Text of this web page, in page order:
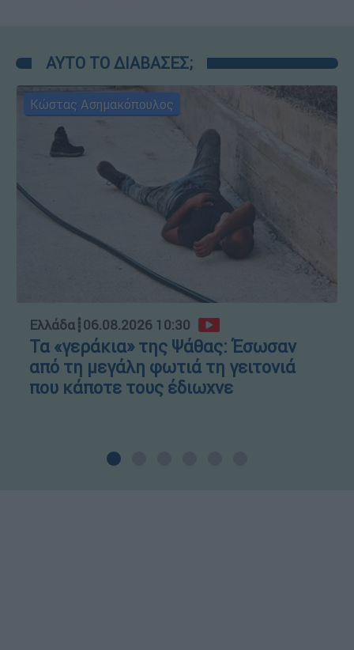
ΑΥΤΟ ΤΟ ΔΙΑΒΑΣΕΣ;
Κώστας Ασημακόπουλος
Ελλάδα┋06.08.2026 10:30
Τα «γεράκια» της Ψάθας: Έσωσαν
από τη μεγάλη φωτιά τη γειτονιά
που κάποτε τους έδιωχνε